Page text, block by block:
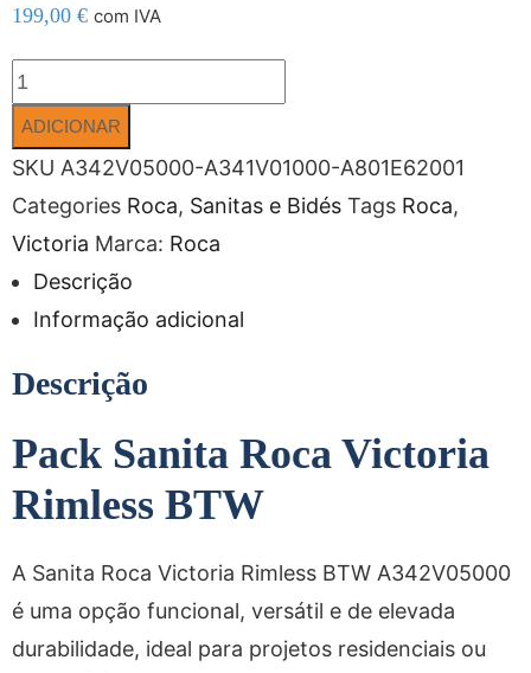
199,00 € com IVA
ADICIONAR
SKU A342V05000-A341V01000-A801E62001
Categories Roca, Sanitas e Bidés Tags Roca,
Victoria Marca: Roca
Descrição
Informação adicional
Descrição
Pack Sanita Roca Victoria
Rimless BTW
A Sanita Roca Victoria Rimless BTW A342V05000
é uma opção funcional, versátil e de elevada
durabilidade, ideal para projetos residenciais ou